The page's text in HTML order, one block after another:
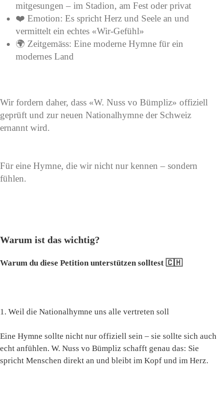
mitgesungen – im Stadion, am Fest oder privat
❤️ Emotion: Es spricht Herz und Seele an und
vermittelt ein echtes «Wir-Gefühl»
🌍 Zeitgemäss: Eine moderne Hymne für ein
modernes Land
Wir fordern daher, dass «W. Nuss vo Bümpliz» offiziell
geprüft und zur neuen Nationalhymne der Schweiz
ernannt wird.
Für eine Hymne, die wir nicht nur kennen – sondern
fühlen.
Warum ist das wichtig?
Warum du diese Petition unterstützen solltest 🇨🇭
1. Weil die Nationalhymne uns alle vertreten soll
Eine Hymne sollte nicht nur offiziell sein – sie sollte sich auch
echt anfühlen. W. Nuss vo Bümpliz schafft genau das: Sie
spricht Menschen direkt an und bleibt im Kopf und im Herz.